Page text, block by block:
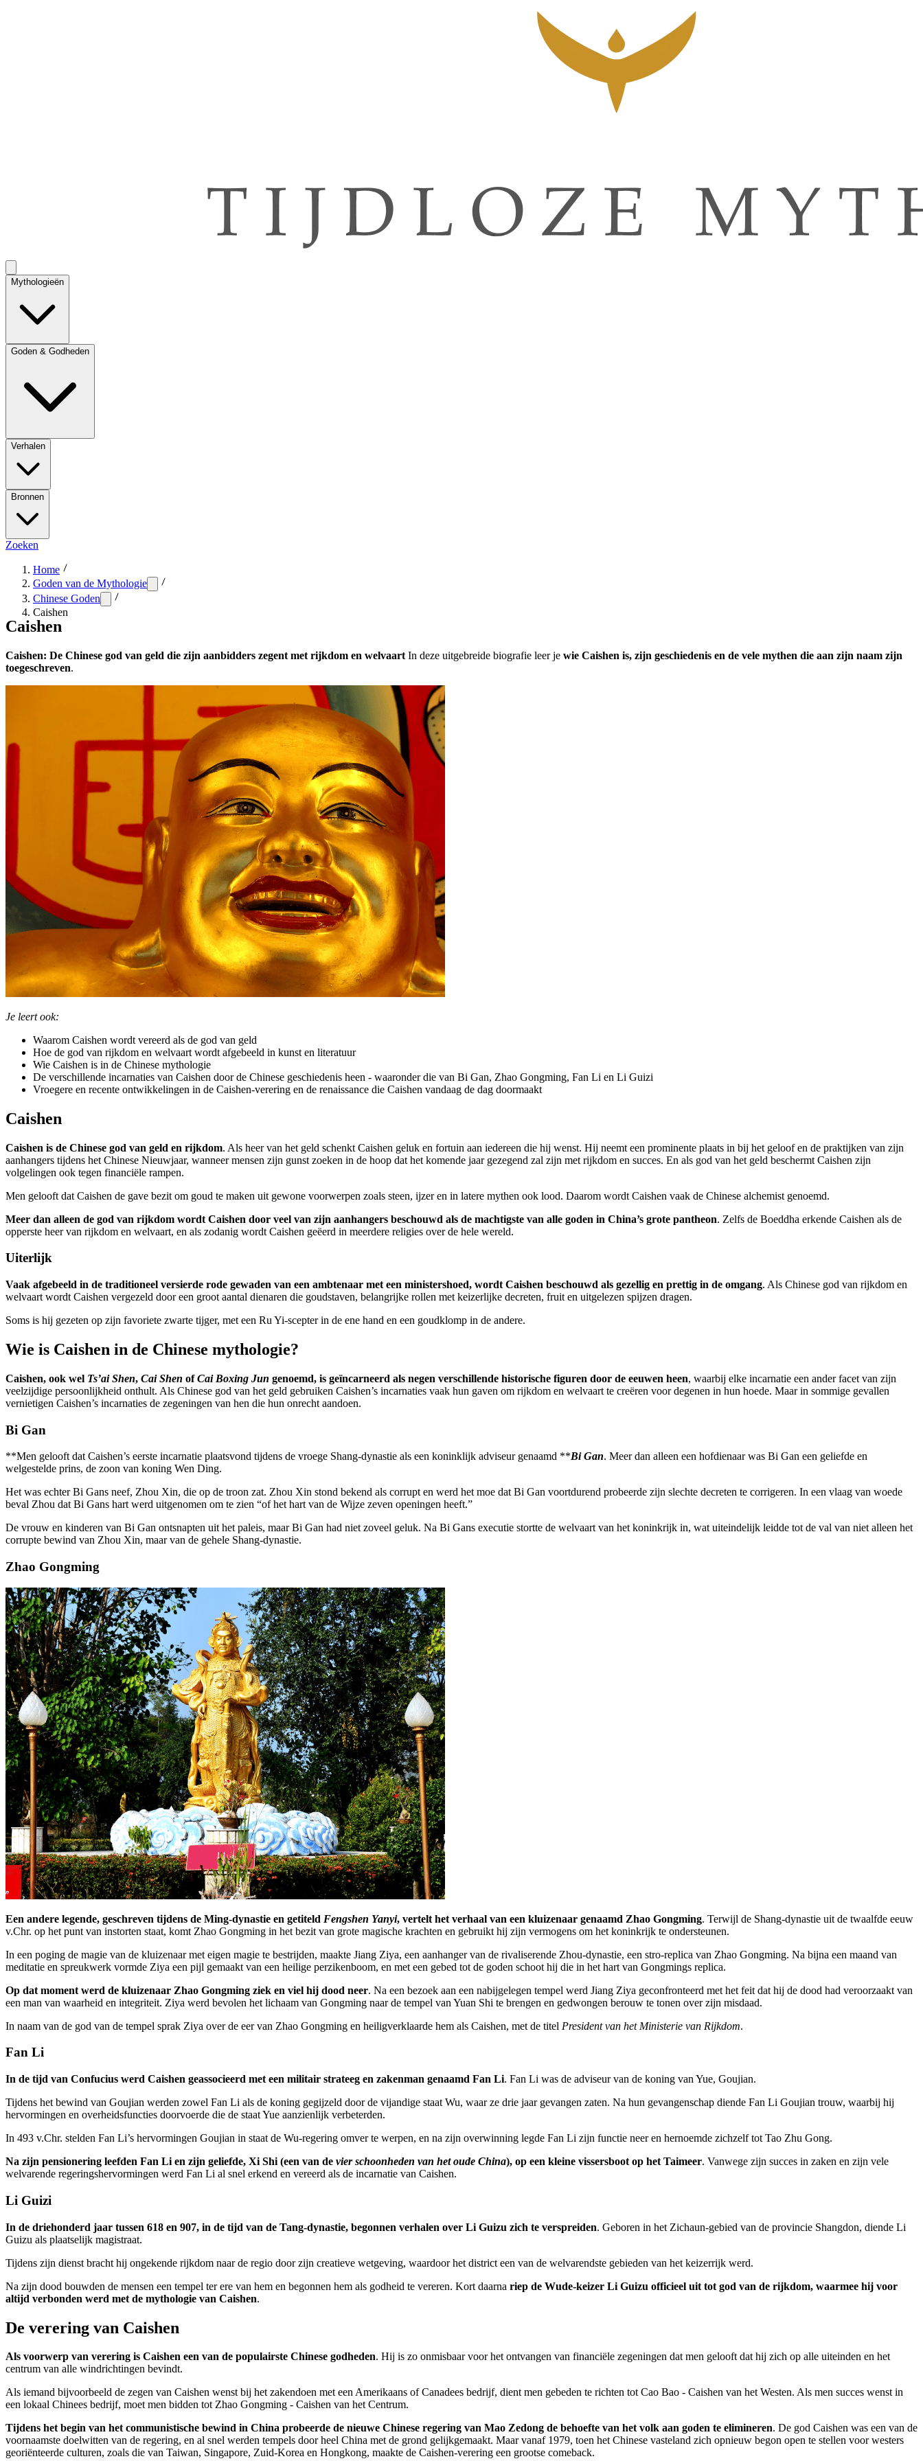
Mythologieën
Goden & Godheden
Verhalen
Bronnen
Zoeken
Home
Goden van de Mythologie
Chinese Goden
Caishen
Caishen
Caishen: De Chinese god van geld die zijn aanbidders zegent met rijkdom en welvaart In deze uitgebreide biografie leer je wie Caishen is, zijn geschiedenis en de vele mythen die aan zijn naam zijn
toegeschreven.
Je leert ook:
Waarom Caishen wordt vereerd als de god van geld
Hoe de god van rijkdom en welvaart wordt afgebeeld in kunst en literatuur
Wie Caishen is in de Chinese mythologie
De verschillende incarnaties van Caishen door de Chinese geschiedenis heen - waaronder die van Bi Gan, Zhao Gongming, Fan Li en Li Guizi
Vroegere en recente ontwikkelingen in de Caishen-verering en de renaissance die Caishen vandaag de dag doormaakt
Caishen
Caishen is de Chinese god van geld en rijkdom. Als heer van het geld schenkt Caishen geluk en fortuin aan iedereen die hij wenst. Hij neemt een prominente plaats in bij het geloof en de praktijken van zijn
aanhangers tijdens het Chinese Nieuwjaar, wanneer mensen zijn gunst zoeken in de hoop dat het komende jaar gezegend zal zijn met rijkdom en succes. En als god van het geld beschermt Caishen zijn
volgelingen ook tegen financiële rampen.
Men gelooft dat Caishen de gave bezit om goud te maken uit gewone voorwerpen zoals steen, ijzer en in latere mythen ook lood. Daarom wordt Caishen vaak de Chinese alchemist genoemd.
Meer dan alleen de god van rijkdom wordt Caishen door veel van zijn aanhangers beschouwd als de machtigste van alle goden in China’s grote pantheon. Zelfs de Boeddha erkende Caishen als de
opperste heer van rijkdom en welvaart, en als zodanig wordt Caishen geëerd in meerdere religies over de hele wereld.
Uiterlijk
Vaak afgebeeld in de traditioneel versierde rode gewaden van een ambtenaar met een ministershoed, wordt Caishen beschouwd als gezellig en prettig in de omgang. Als Chinese god van rijkdom en
welvaart wordt Caishen vergezeld door een groot aantal dienaren die goudstaven, belangrijke rollen met keizerlijke decreten, fruit en uitgelezen spijzen dragen.
Soms is hij gezeten op zijn favoriete zwarte tijger, met een Ru Yi-scepter in de ene hand en een goudklomp in de andere.
Wie is Caishen in de Chinese mythologie?
Caishen, ook wel Ts’ai Shen, Cai Shen ofCai Boxing Jun genoemd, is geïncarneerd als negen verschillende historische figuren door de eeuwen heen, waarbij elke incarnatie een ander facet van zijn
veelzijdige persoonlijkheid onthult. Als Chinese god van het geld gebruiken Caishen’s incarnaties vaak hun gaven om rijkdom en welvaart te creëren voor degenen in hun hoede. Maar in sommige gevallen
vernietigen Caishen’s incarnaties de zegeningen van hen die hun onrecht aandoen.
Bi Gan
**Men gelooft dat Caishen’s eerste incarnatie plaatsvond tijdens de vroege Shang-dynastie als een koninklijk adviseur genaamd **Bi Gan. Meer dan alleen een hofdienaar was Bi Gan een geliefde en
welgestelde prins, de zoon van koning Wen Ding.
Het was echter Bi Gans neef, Zhou Xin, die op de troon zat. Zhou Xin stond bekend als corrupt en werd het moe dat Bi Gan voortdurend probeerde zijn slechte decreten te corrigeren. In een vlaag van woede
beval Zhou dat Bi Gans hart werd uitgenomen om te zien “of het hart van de Wijze zeven openingen heeft.”
De vrouw en kinderen van Bi Gan ontsnapten uit het paleis, maar Bi Gan had niet zoveel geluk. Na Bi Gans executie stortte de welvaart van het koninkrijk in, wat uiteindelijk leidde tot de val van niet alleen het
corrupte bewind van Zhou Xin, maar van de gehele Shang-dynastie.
Zhao Gongming
Een andere legende, geschreven tijdens de Ming-dynastie en getiteld Fengshen Yanyi, vertelt het verhaal van een kluizenaar genaamd Zhao Gongming. Terwijl de Shang-dynastie uit de twaalfde eeuw
v.Chr. op het punt van instorten staat, komt Zhao Gongming in het bezit van grote magische krachten en gebruikt hij zijn vermogens om het koninkrijk te ondersteunen.
In een poging de magie van de kluizenaar met eigen magie te bestrijden, maakte Jiang Ziya, een aanhanger van de rivaliserende Zhou-dynastie, een stro-replica van Zhao Gongming. Na bijna een maand van
meditatie en spreukwerk vormde Ziya een pijl gemaakt van een heilige perzikenboom, en met een gebed tot de goden schoot hij die in het hart van Gongmings replica.
Op dat moment werd de kluizenaar Zhao Gongming ziek en viel hij dood neer. Na een bezoek aan een nabijgelegen tempel werd Jiang Ziya geconfronteerd met het feit dat hij de dood had veroorzaakt van
een man van waarheid en integriteit. Ziya werd bevolen het lichaam van Gongming naar de tempel van Yuan Shi te brengen en gedwongen berouw te tonen over zijn misdaad.
In naam van de god van de tempel sprak Ziya over de eer van Zhao Gongming en heiligverklaarde hem als Caishen, met de titel President van het Ministerie van Rijkdom.
Fan Li
In de tijd van Confucius werd Caishen geassocieerd met een militair strateeg en zakenman genaamd Fan Li. Fan Li was de adviseur van de koning van Yue, Goujian.
Tijdens het bewind van Goujian werden zowel Fan Li als de koning gegijzeld door de vijandige staat Wu, waar ze drie jaar gevangen zaten. Na hun gevangenschap diende Fan Li Goujian trouw, waarbij hij
hervormingen en overheidsfuncties doorvoerde die de staat Yue aanzienlijk verbeterden.
In 493 v.Chr. stelden Fan Li’s hervormingen Goujian in staat de Wu-regering omver te werpen, en na zijn overwinning legde Fan Li zijn functie neer en hernoemde zichzelf tot Tao Zhu Gong.
Na zijn pensionering leefden Fan Li en zijn geliefde, Xi Shi (een van de vier schoonheden van het oude China), op een kleine vissersboot op het Taimeer. Vanwege zijn succes in zaken en zijn vele
welvarende regeringshervormingen werd Fan Li al snel erkend en vereerd als de incarnatie van Caishen.
Li Guizi
In de driehonderd jaar tussen 618 en 907, in de tijd van de Tang-dynastie, begonnen verhalen over Li Guizu zich te verspreiden. Geboren in het Zichaun-gebied van de provincie Shangdon, diende Li
Guizu als plaatselijk magistraat.
Tijdens zijn dienst bracht hij ongekende rijkdom naar de regio door zijn creatieve wetgeving, waardoor het district een van de welvarendste gebieden van het keizerrijk werd.
Na zijn dood bouwden de mensen een tempel ter ere van hem en begonnen hem als godheid te vereren. Kort daarna riep de Wude-keizer Li Guizu officieel uit tot god van de rijkdom, waarmee hij voor
altijd verbonden werd met de mythologie van Caishen.
De verering van Caishen
Als voorwerp van verering is Caishen een van de populairste Chinese godheden. Hij is zo onmisbaar voor het ontvangen van financiële zegeningen dat men gelooft dat hij zich op alle uiteinden en het
centrum van alle windrichtingen bevindt.
Als iemand bijvoorbeeld de zegen van Caishen wenst bij het zakendoen met een Amerikaans of Canadees bedrijf, dient men gebeden te richten tot Cao Bao - Caishen van het Westen. Als men succes wenst in
een lokaal Chinees bedrijf, moet men bidden tot Zhao Gongming - Caishen van het Centrum.
Tijdens het begin van het communistische bewind in China probeerde de nieuwe Chinese regering van Mao Zedong de behoefte van het volk aan goden te elimineren. De god Caishen was een van de
voornaamste doelwitten van de regering, en al snel werden tempels door heel China met de grond gelijkgemaakt. Maar vanaf 1979, toen het Chinese vasteland zich opnieuw begon open te stellen voor westers
georiënteerde culturen, zoals die van Taiwan, Singapore, Zuid-Korea en Hongkong, maakte de Caishen-verering een grootse comeback.